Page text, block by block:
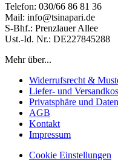
Telefon: 030/66 86 81 36
Mail: info@tsinapari.de
S-Bhf.: Prenzlauer Allee
Ust.-Id. Nr.: DE227845288
Mehr über...
Widerrufsrecht &
Liefer- und
Privatsphäre und
AGB
Kontakt
Impressum
Cookie Einstellungen